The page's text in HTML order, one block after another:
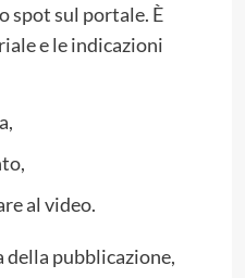
spot sul portale. È
e le indicazioni
al video.
della pubblicazione,